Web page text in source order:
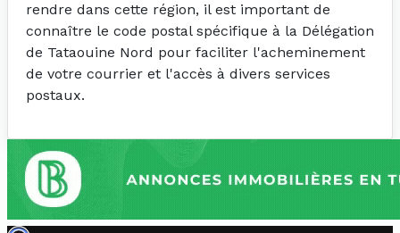
rendre dans cette région, il est important de
connaître le code postal spécifique à la Délégation
de Tataouine Nord pour faciliter l'acheminement
de votre courrier et l'accès à divers services
postaux.